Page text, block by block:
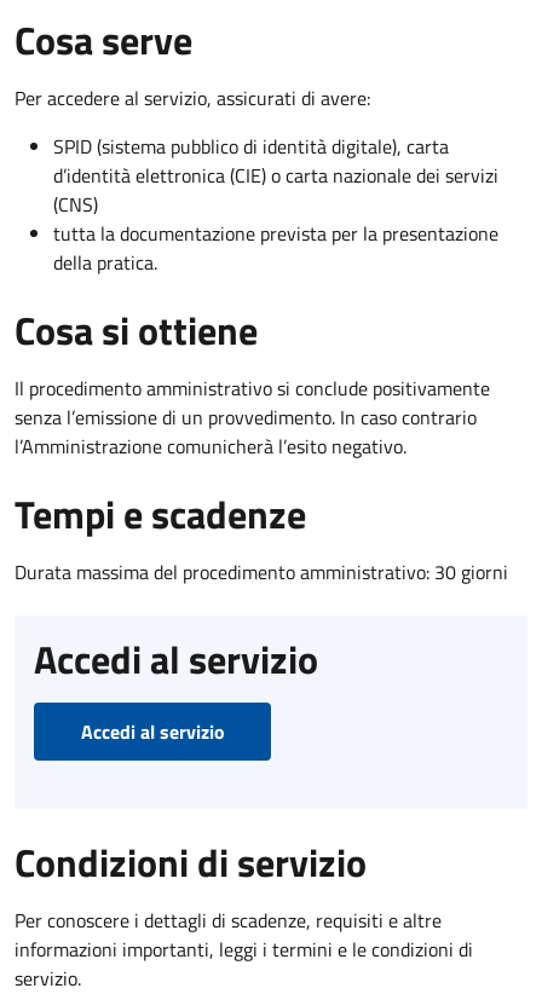
Cosa serve
Per accedere al servizio, assicurati di avere:
SPID (sistema pubblico di identità digitale), carta
d’identità elettronica (CIE) o carta nazionale dei servizi
(CNS)
tutta la documentazione prevista per la presentazione
della pratica.
Cosa si ottiene
Il procedimento amministrativo si conclude positivamente
senza l’emissione di un provvedimento. In caso contrario
l’Amministrazione comunicherà l’esito negativo.
Tempi e scadenze
Durata massima del procedimento amministrativo: 30 giorni
Accedi al servizio
Accedi al servizio
Condizioni di servizio
Per conoscere i dettagli di scadenze, requisiti e altre
informazioni importanti, leggi i termini e le condizioni di
servizio.